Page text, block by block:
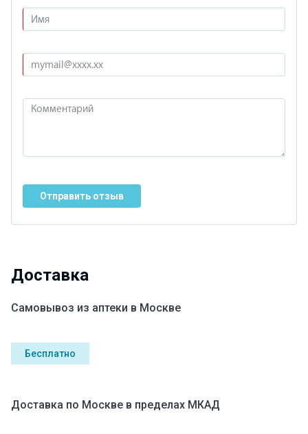
Отправить отзыв
Доставка
Самовывоз из аптеки в Москве
Бесплатно
Доставка по Москве в пределах МКАД